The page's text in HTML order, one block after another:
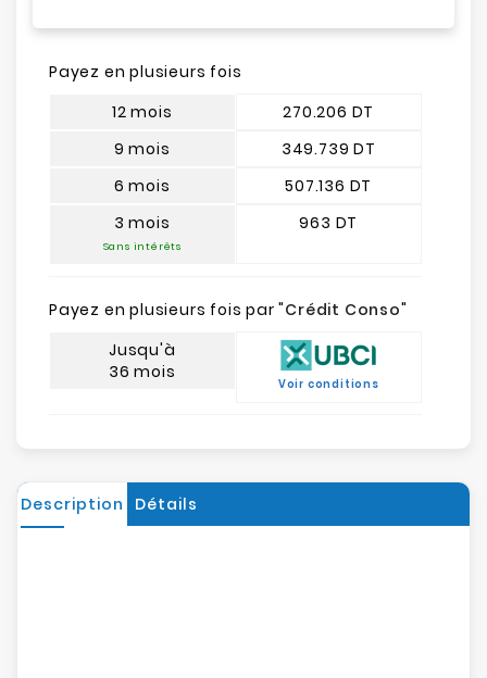
Payez en plusieurs fois
12 mois
9 mois
6 mois
3 mois
Sans intérêts
270.206 DT
349.739 DT
507.136 DT
963 DT
Payez en plusieurs fois par "Crédit Conso"
Jusqu'à
36 mois
Voir conditions
Description Détails